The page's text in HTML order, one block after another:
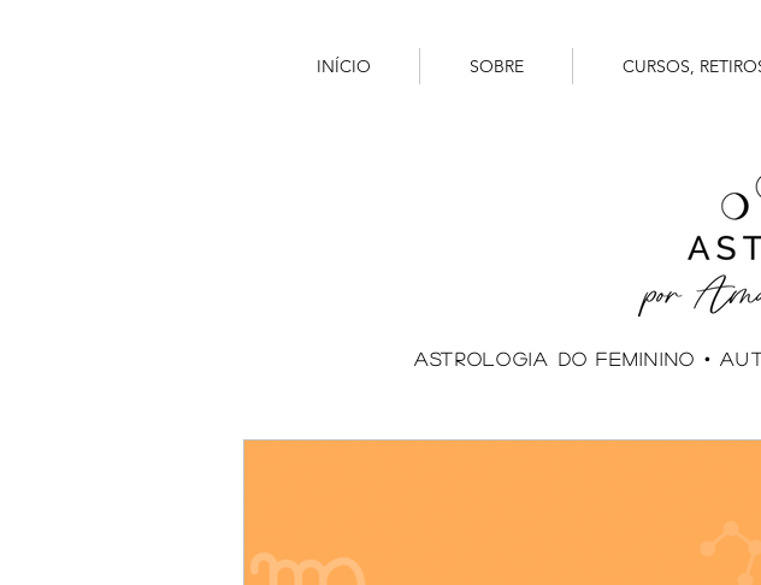
INÍCIO SOBRE CURSOS,
ASTROLOGIA do feminino •